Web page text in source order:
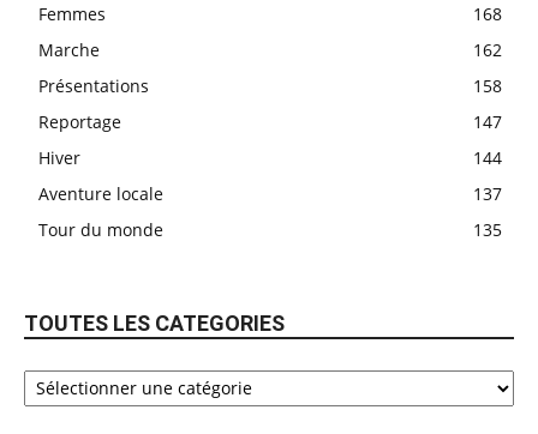
Femmes
168
Marche
162
Présentations
158
Reportage
147
Hiver
144
Aventure locale
137
Tour du monde
135
TOUTES LES CATEGORIES